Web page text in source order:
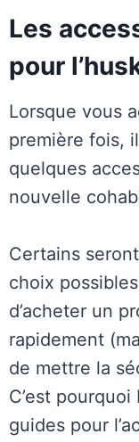
Les
pour
Lorsque vous
première fois,
quelques
nouvelle
Certains
choix
d’acheter un
rapidement
de mettre la
C’est
guides pour